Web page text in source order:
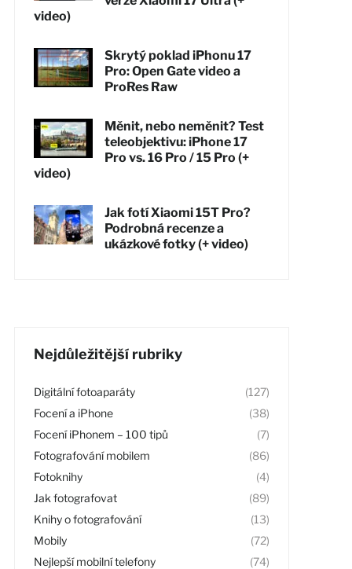
video)
Skrytý poklad iPhonu 17
Pro: Open Gate video a
ProRes Raw
Měnit, nebo neměnit? Test
teleobjektivu: iPhone 17
Pro vs. 16 Pro / 15 Pro (+
video)
Jak fotí Xiaomi 15T Pro?
Podrobná recenze a
ukázkové fotky (+ video)
Nejdůležitější rubriky
Digitální fotoaparáty
(127)
Focení a iPhone
(38)
Focení iPhonem – 100 tipů
(7)
Fotografování mobilem
(86)
Fotoknihy
(4)
Jak fotografovat
(89)
Knihy o fotografování
(13)
Mobily
(72)
Nejlepší mobilní telefony
(74)